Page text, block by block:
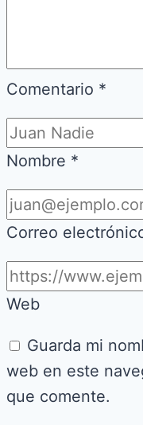
Comentario *
Nombre *
Correo
Web
Guarda mi
web en este
que comente.